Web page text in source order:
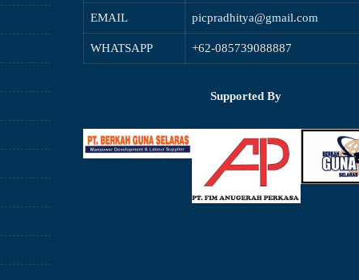
EMAIL picpradhitya@gmail.com
WHATSAPP +62-085739088887
Supported By